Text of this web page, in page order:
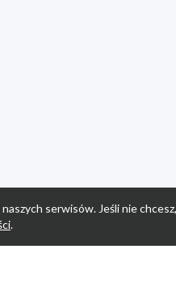
serwisów. Jeśli nie
.